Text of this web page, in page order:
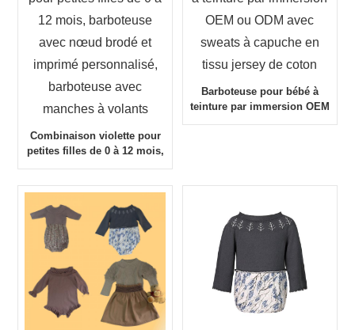
Combinaison violette pour
petites filles de 0 à 12 mois,
personnalisé, barboteuse
avec manches à volants
Barboteuse pour bébé à
teinture par immersion OEM